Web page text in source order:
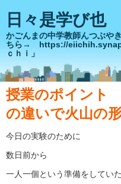
日々是学び也
かごんまの中学教師んつ
ちら→ https://
ｃｈｉ」
授業のポイント
の違いで火山の
今日の実験のために
数日前から
一人一個という準備をしていた